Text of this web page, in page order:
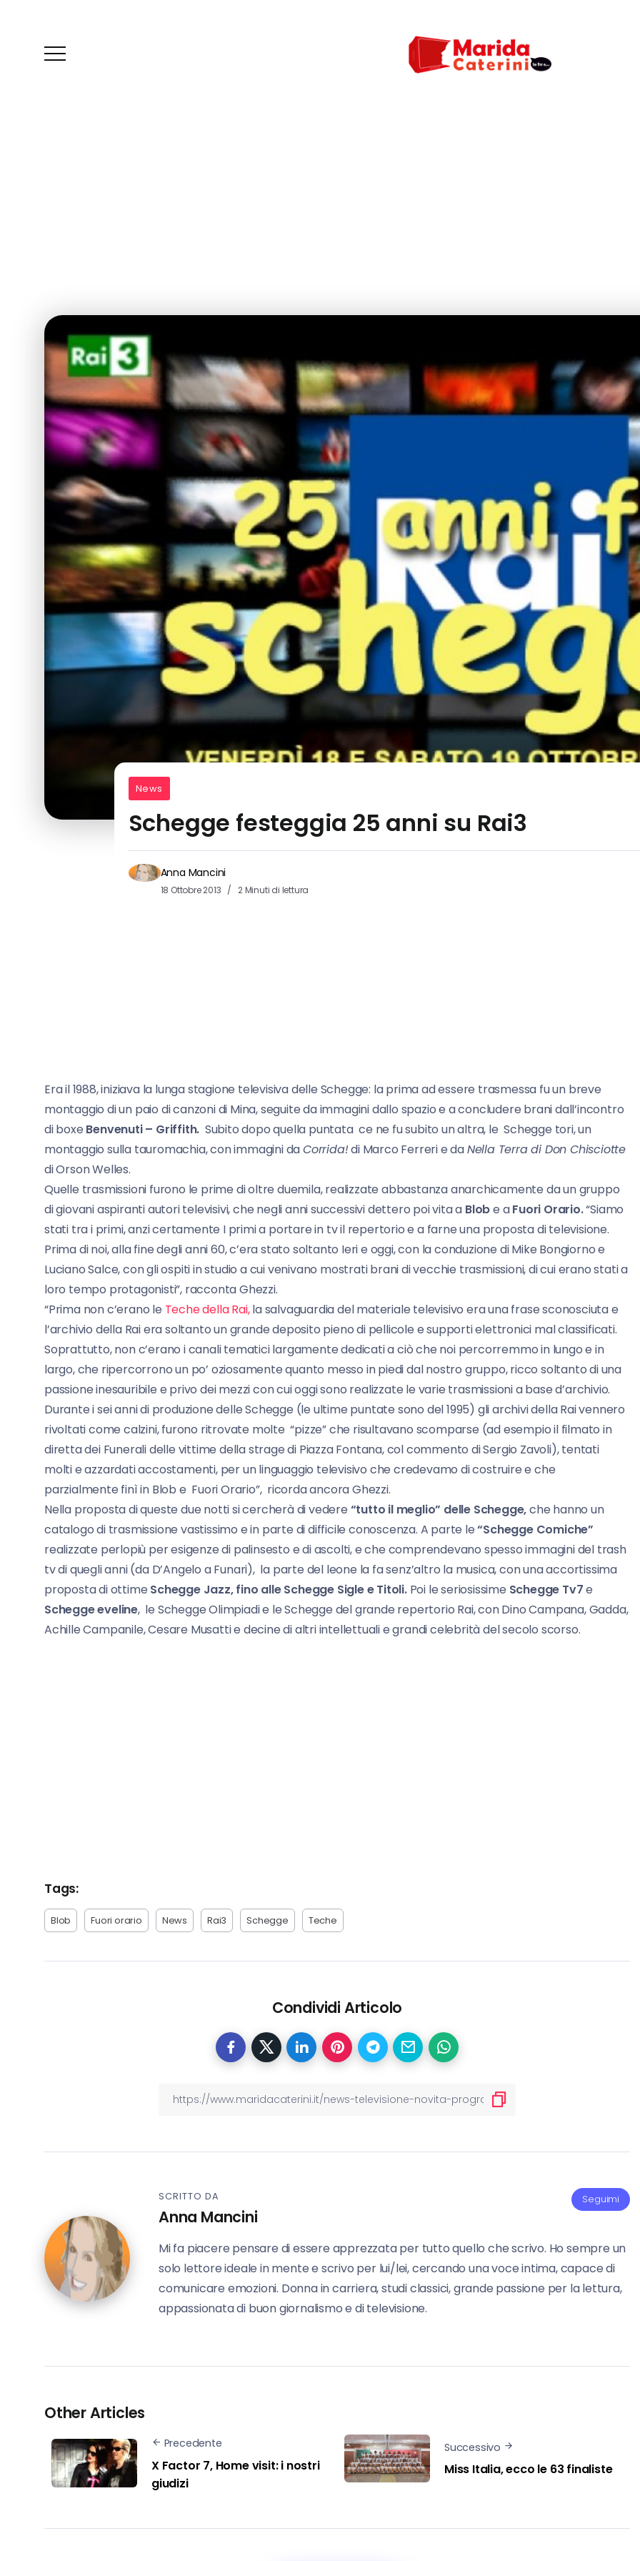
News
Schegge festeggia 25 anni su Rai3
Anna Mancini
18 Ottobre 2013 2 Minuti di lettura
Era il 1988, iniziava la lunga stagione televisiva delle Schegge: la prima ad essere trasmessa fu un breve
montaggio di un paio di canzoni di Mina, seguite da immagini dallo spazio e a concludere brani dall’incontro
di boxe Benvenuti – Griffith. Subito dopo quella puntata ce ne fu subito un altra, le Schegge tori, un
montaggio sulla tauromachia, con immagini daCorrida!di Marco Ferreri e daNella Terra di Don Chisciotte
di Orson Welles.
Quelle trasmissioni furono le prime di oltre duemila, realizzate abbastanza anarchicamente da un gruppo
di giovani aspiranti autori televisivi, che negli anni successivi dettero poi vita a Blobe aFuori Orario.“Siamo
stati tra i primi, anzi certamente I primi a portare in tv il repertorio e a farne una proposta di televisione.
Prima di noi, alla fine degli anni 60, c’era stato soltanto Ieri e oggi, con la conduzione di Mike Bongiorno e
Luciano Salce, con gli ospiti in studio a cui venivano mostrati brani di vecchie trasmissioni, di cui erano stati a
loro tempo protagonisti”, racconta Ghezzi.
“Prima non c’erano le Teche della Rai,la salvaguardia del materiale televisivo era una frase sconosciuta e
l’archivio della Rai era soltanto un grande deposito pieno di pellicole e supporti elettronici mal classificati.
Soprattutto, non c’erano i canali tematici largamente dedicati a ciò che noi percorremmo in lungo e in
largo, che ripercorrono un po’ oziosamente quanto messo in piedi dal nostro gruppo, ricco soltanto di una
passione inesauribile e privo dei mezzi con cui oggi sono realizzate le varie trasmissioni a base d’archivio.
Durante i sei anni di produzione delle Schegge (le ultime puntate sono del 1995) gli archivi della Rai vennero
rivoltati come calzini, furono ritrovate molte “pizze” che risultavano scomparse (ad esempio il filmato in
diretta dei Funerali delle vittime della strage di Piazza Fontana, col commento di Sergio Zavoli), tentati
molti e azzardati accostamenti, per un linguaggio televisivo che credevamo di costruire e che
parzialmente finì in Blob e Fuori Orario”, ricorda ancora Ghezzi.
Nella proposta di queste due notti si cercherà di vedere “tutto il meglio” delle Schegge,che hanno un
catalogo di trasmissione vastissimo e in parte di difficile conoscenza. A parte le“Schegge Comiche”
realizzate perlopiù per esigenze di palinsesto e di ascolti, e che comprendevano spesso immagini del trash
tv di quegli anni (da D’Angelo a Funari), la parte del leone la fa senz’altro la musica, con una accortissima
proposta di ottime Schegge Jazz, fino alle Schegge Sigle e Titoli.Poi le seriosissime Schegge Tv7e
Schegge eveline, le Schegge Olimpiadi e le Schegge del grande repertorio Rai, con Dino Campana, Gadda,
Achille Campanile, Cesare Musatti e decine di altri intellettuali e grandi celebrità del secolo scorso.
Tags:
Blob Fuori orario News Rai3 Schegge Teche
Condividi Articolo
Seguimi
SCRITTO DA
Anna Mancini
Mi fa piacere pensare di essere apprezzata per tutto quello che scrivo. Ho sempre un
solo lettore ideale in mente e scrivo per lui/lei, cercando una voce intima, capace di
comunicare emozioni. Donna in carriera, studi classici, grande passione per la lettura,
appassionata di buon giornalismo e di televisione.
Other Articles
Precedente
X Factor 7, Home visit: i nostri
giudizi
Successivo
Miss Italia, ecco le 63 finaliste